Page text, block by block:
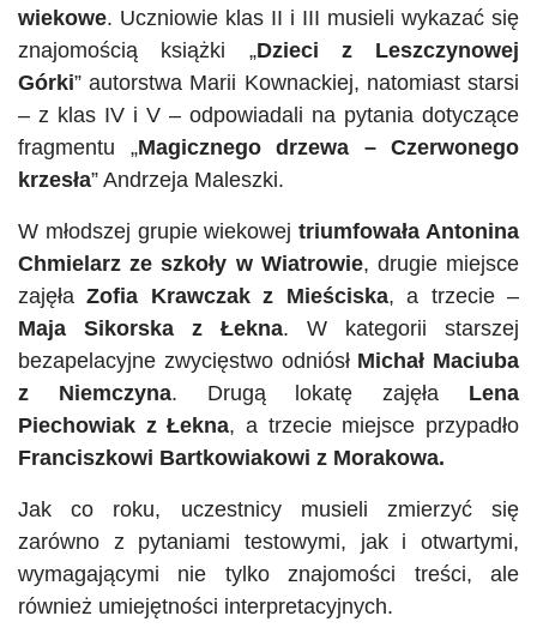
wiekowe. Uczniowie klas II i III musieli wykazać się
znajomością książki „Dzieci z Leszczynowej
Górki” autorstwa Marii Kownackiej, natomiast starsi
– z klas IV i V – odpowiadali na pytania dotyczące
fragmentu „Magicznego drzewa – Czerwonego
krzesła” Andrzeja Maleszki.
W młodszej grupie wiekowejtriumfowała Antonina
Chmielarz ze szkoły w Wiatrowie, drugie miejsce
zajęłaZofia Krawczak z Mieściska, a trzecie –
Maja Sikorska z Łekna. W kategorii starszej
bezapelacyjne zwycięstwo odniósł Michał Maciuba
z Niemczyna. Drugą lokatę zajęła Lena
Piechowiak z Łekna, a trzecie miejsce przypadło
Franciszkowi Bartkowiakowi z Morakowa.
Jak co roku, uczestnicy musieli zmierzyć się
zarówno z pytaniami testowymi, jak i otwartymi,
wymagającymi nie tylko znajomości treści, ale
również umiejętności interpretacyjnych.